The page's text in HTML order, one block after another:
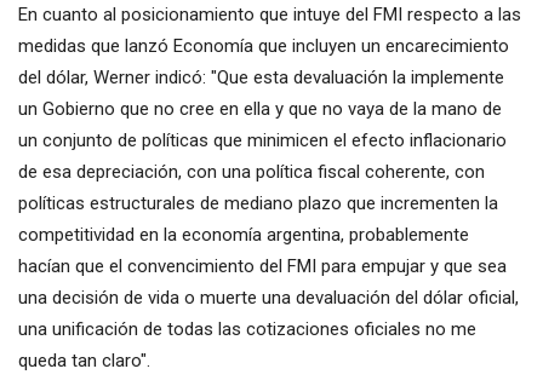
En cuanto al posicionamiento que intuye del FMI respecto a las
medidas que lanzó Economía que incluyen un encarecimiento
del dólar, Werner indicó: "Que esta devaluación la implemente
un Gobierno que no cree en ella y que no vaya de la mano de
un conjunto de políticas que minimicen el efecto inflacionario
de esa depreciación, con una política fiscal coherente, con
políticas estructurales de mediano plazo que incrementen la
competitividad en la economía argentina, probablemente
hacían que el convencimiento del FMI para empujar y que sea
una decisión de vida o muerte una devaluación del dólar oficial,
una unificación de todas las cotizaciones oficiales no me
queda tan claro".